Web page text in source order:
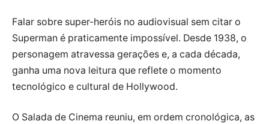
Falar sobre super-heróis no audiovisual sem citar o
Superman é praticamente impossível. Desde 1938, o
personagem atravessa gerações e, a cada década,
ganha uma nova leitura que reflete o momento
tecnológico e cultural de Hollywood.
O Salada de Cinema reuniu, em ordem cronológica, as